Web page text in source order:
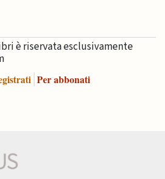
è riservata esclusivamente
Per abbonati